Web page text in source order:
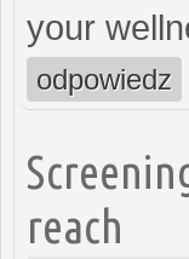
your
odpowiedz
reach